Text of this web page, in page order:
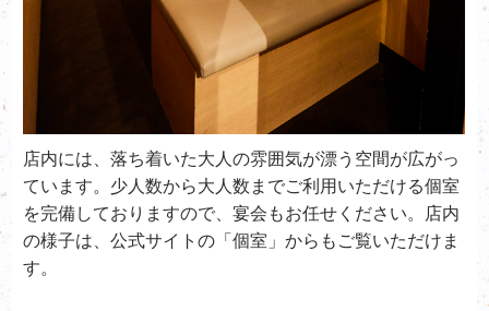
店内には、落ち着いた大人の雰囲気が漂う空間が広がっ
ています。少人数から大人数までご利用いただける個室
を完備しておりますので、宴会もお任せください。店内
の様子は、公式サイトの「個室」からもご覧いただけま
す。